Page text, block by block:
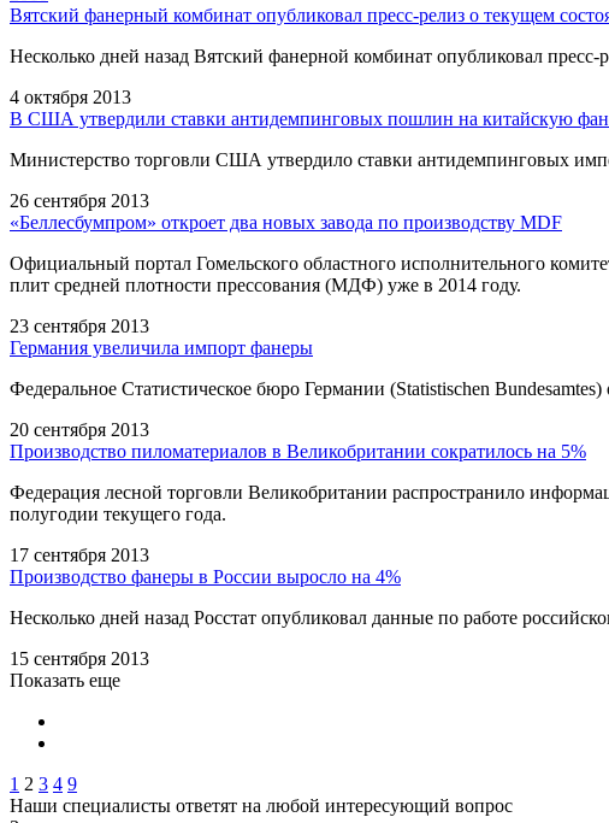
Вятский фанерный комбинат опубликовал пресс-релиз о текущем
Несколько дней назад Вятский фанерной комбинат опубликовал
4 октября 2013
В США утвердили ставки антидемпинговых пошлин на китайскую
Министерство торговли США утвердило ставки антидемпинговых
26 сентября 2013
«Беллесбумпром» откроет два новых завода по производству MDF
Официальный портал Гомельского областного исполнительного
плит средней плотности прессования (МДФ) уже в 2014 году.
23 сентября 2013
Германия увеличила импорт фанеры
Федеральное Статистическое бюро Германии (Statistischen
20 сентября 2013
Производство пиломатериалов в Великобритании сократилось на 5%
Федерация лесной торговли Великобритании распространило
полугодии текущего года.
17 сентября 2013
Производство фанеры в России выросло на 4%
Несколько дней назад Росстат опубликовал данные по работе
15 сентября 2013
Показать еще
1 2 3 4 9
Наши специалисты ответят на любой интересующий вопрос